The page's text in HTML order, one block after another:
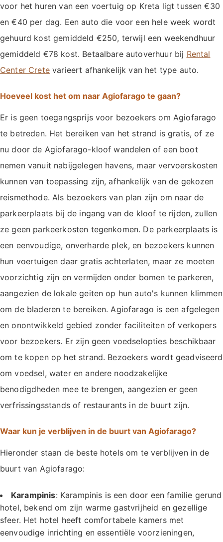
voor het huren van een voertuig op Kreta ligt tussen €30
en €40 per dag. Een auto die voor een hele week wordt
gehuurd kost gemiddeld €250, terwijl een weekendhuur
gemiddeld €78 kost. Betaalbare autoverhuur bij Rental
Center Cretevarieert afhankelijk van het type auto.
Hoeveel kost het om naar Agiofarago te gaan?
Er is geen toegangsprijs voor bezoekers om Agiofarago
te betreden. Het bereiken van het strand is gratis, of ze
nu door de Agiofarago-kloof wandelen of een boot
nemen vanuit nabijgelegen havens, maar vervoerskosten
kunnen van toepassing zijn, afhankelijk van de gekozen
reismethode. Als bezoekers van plan zijn om naar de
parkeerplaats bij de ingang van de kloof te rijden, zullen
ze geen parkeerkosten tegenkomen. De parkeerplaats is
een eenvoudige, onverharde plek, en bezoekers kunnen
hun voertuigen daar gratis achterlaten, maar ze moeten
voorzichtig zijn en vermijden onder bomen te parkeren,
aangezien de lokale geiten op hun auto's kunnen klimmen
om de bladeren te bereiken. Agiofarago is een afgelegen
en onontwikkeld gebied zonder faciliteiten of verkopers
voor bezoekers. Er zijn geen voedselopties beschikbaar
om te kopen op het strand. Bezoekers wordt geadviseerd
om voedsel, water en andere noodzakelijke
benodigdheden mee te brengen, aangezien er geen
verfrissingsstands of restaurants in de buurt zijn.
Waar kun je verblijven in de buurt van Agiofarago?
Hieronder staan de beste hotels om te verblijven in de
buurt van Agiofarago:
Karampinis: Karampinis is een door een familie gerund
hotel, bekend om zijn warme gastvrijheid en gezellige
sfeer. Het hotel heeft comfortabele kamers met
eenvoudige inrichting en essentiële voorzieningen,